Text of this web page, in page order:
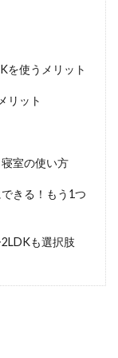
探す、という方は多い
む！きしみの原
床から「ギシっギシ
を使うメリット
リット
室の使い方
きる！もう1つ
も選択肢